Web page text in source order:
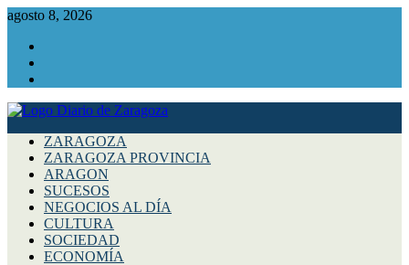
agosto 8, 2026
ZARAGOZA
ZARAGOZA PROVINCIA
ARAGON
SUCESOS
NEGOCIOS AL DÍA
CULTURA
SOCIEDAD
ECONOMÍA